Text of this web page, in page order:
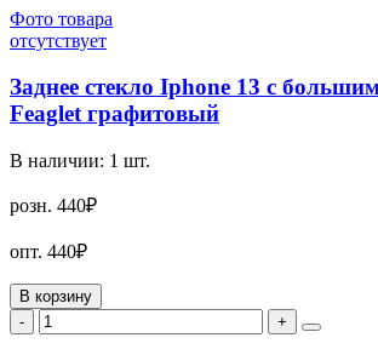
Фото товара
отсутствует
Заднее стекло Iphone 13 с
Feaglet графитовый
В наличии: 1 шт.
розн. 440₽
опт. 440₽
В корзину
-
+